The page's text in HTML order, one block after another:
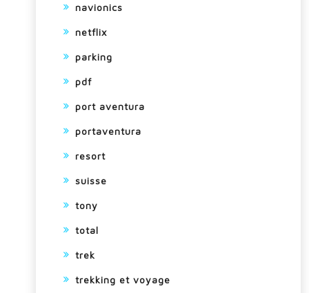
navionics
netflix
parking
pdf
port aventura
portaventura
resort
suisse
tony
total
trek
trekking et voyage